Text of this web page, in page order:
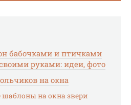
бабочками и птичками
руками: идеи, фото
на окна
шаблоны на окна звери